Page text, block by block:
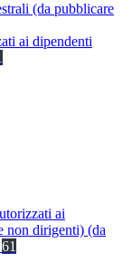
(da pubblicare
ai dipendenti
ai
non dirigenti) (da
61